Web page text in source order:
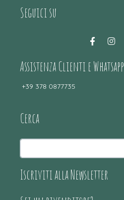
Seguici su
Assistenza Clienti e Whatsapp
+39 378 0877735
Cerca
Iscriviti alla Newsletter